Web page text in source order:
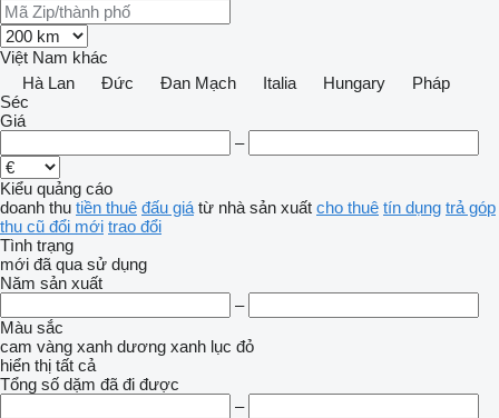
Việt Nam khác
Hà Lan
Đức Đan Mạch Italia Hungary
Pháp
Séc
Giá
–
Kiểu quảng cáo
doanh thu tiền thuê đấu giá từ nhà sản xuất cho thuê tín dụng trả góp
thu cũ đổi mới trao đổi
Tình trạng
mới đã qua sử dụng
Năm sản xuất
–
Màu sắc
cam vàng xanh dương xanh lục đỏ
hiển thị tất cả
Tổng số dặm đã đi được
–